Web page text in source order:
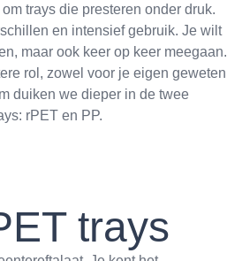
trays die presteren onder druk.
en intensief gebruik. Je wilt
maar ook keer op keer meegaan.
rol, zowel voor je eigen geweten
duiken we dieper in de twee
rPET en PP.
trays